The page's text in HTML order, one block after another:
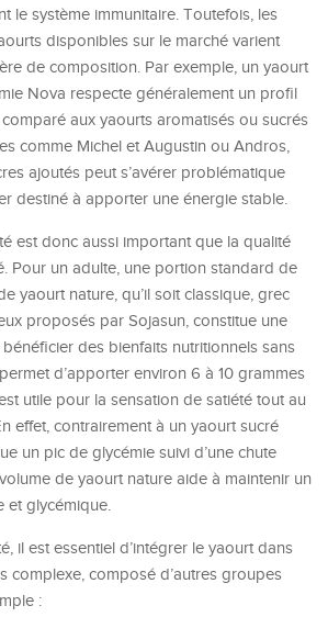
le système immunitaire. Toutefois, les
disponibles sur le marché varient
de composition. Par exemple, un yaourt
Nova respecte généralement un profil
aux yaourts aromatisés ou sucrés
comme Michel et Augustin ou Andros,
ajoutés peut s’avérer problématique
destiné à apporter une énergie stable.
est donc aussi important que la qualité
Pour un adulte, une portion standard de
yaourt nature, qu’il soit classique, grec
proposés par Sojasun, constitue une
des bienfaits nutritionnels sans
d’apporter environ 6 à 10 grammes
utile pour la sensation de satiété tout au
effet, contrairement à un yaourt sucré
un pic de glycémie suivi d’une chute
de yaourt nature aide à maintenir un
et glycémique.
il est essentiel d’intégrer le yaourt dans
complexe, composé d’autres groupes
: